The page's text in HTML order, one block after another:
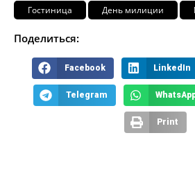
Гостиница День милиции
Поделиться:
Facebook LinkedIn
Telegram
Print